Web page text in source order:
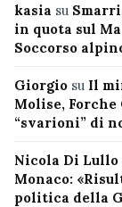
kasia su
in quota sul
Soccorso
Giorgio su Il
Molise, Forche
“svarioni” di
Nicola Di Lullo
Monaco:
politica della